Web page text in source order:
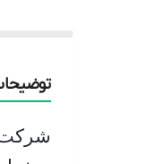
شرکت ایرانلنت در سال